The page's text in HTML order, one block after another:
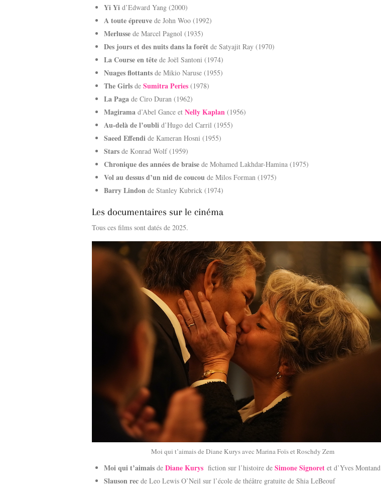
Yi Yi d’Edward Yang (2000)
A toute épreuve de John Woo (1992)
Merlusse de Marcel Pagnol (1935)
Des jours et des nuits dans la forêt de Satyajit Ray (1970)
La Course en tête de Joël Santoni (1974)
Nuages flottants de Mikio Naruse (1955)
The Girls de Sumitra Peries (1978)
La Paga de Ciro Duran (1962)
Magirama d’Abel Gance et Nelly Kaplan (1956)
Au-delà de l’oubli d’Hugo del Carril (1955)
Saeed Effendi de Kameran Hosni (1955)
Stars de Konrad Wolf (1959)
Chronique des années de braise de Mohamed Lakhdar-Hamina (1975)
Vol au dessus d’un nid de coucou de Milos Forman (1975)
Barry Lindon de Stanley Kubrick (1974)
Les documentaires sur le cinéma
Tous ces films sont datés de 2025.
Moi qui t’aimais de Diane Kurys avec Marina Foïs et Roschdy Zem
Moi qui t’aimais de Diane Kurys fiction sur l’histoire de Simone Signoret et d’Yves Montand
Slauson rec de Leo Lewis O’Neil sur l’école de théâtre gratuite de Shia LeBeouf